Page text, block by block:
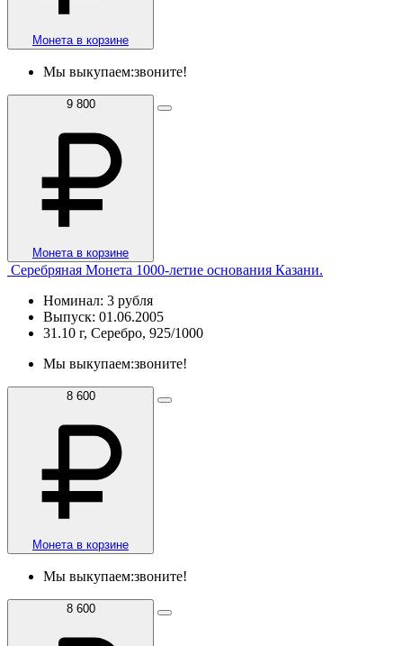
Монета в корзине
Мы выкупаем:звоните!
9 800
Монета в корзине
Серебряная Монета 1000-летие основания Казани.
Номинал: 3 рубля
Выпуск: 01.06.2005
31.10 г, Серебро, 925/1000
Мы выкупаем:звоните!
8 600
Монета в корзине
Мы выкупаем:звоните!
8 600